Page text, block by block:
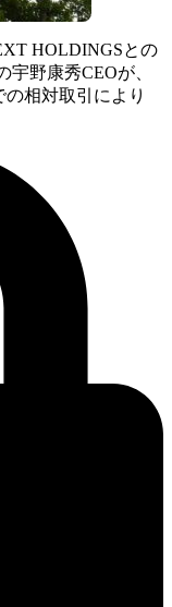
HOLDINGSとの
野康秀CEOが、
の相対取引により